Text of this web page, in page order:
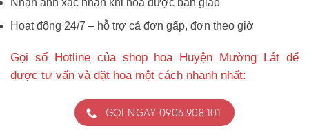
Hoạt động 24/7 – hỗ trợ cả đơn gấp, đơn theo giờ
Gọi số Hotline của shop hoa Huyện Mường Lát để
được tư vấn và đặt hoa một cách nhanh nhất:
GỌI NGAY 0906.908.101